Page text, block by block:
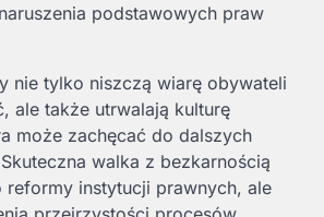
podstawowych praw
nie tylko niszczą wiarę obywateli
ale także utrwalają kulturę
może zachęcać do dalszych
walka z bezkarnością
reformy instytucji prawnych, ale